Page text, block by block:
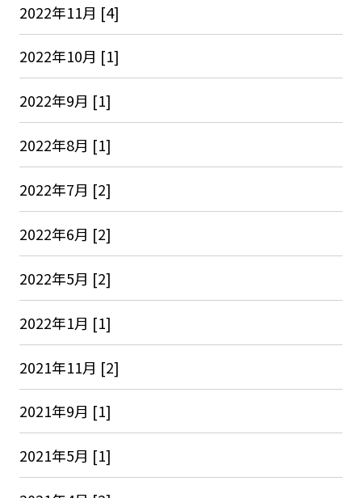
2022年11月 [4]
2022年10月 [1]
2022年9月 [1]
2022年8月 [1]
2022年7月 [2]
2022年6月 [2]
2022年5月 [2]
2022年1月 [1]
2021年11月 [2]
2021年9月 [1]
2021年5月 [1]